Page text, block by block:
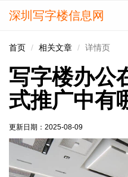
深圳写字楼信息网
首页 相关文章 详情页
写字楼办公
式推广中有
更新日期： 2025-08-09